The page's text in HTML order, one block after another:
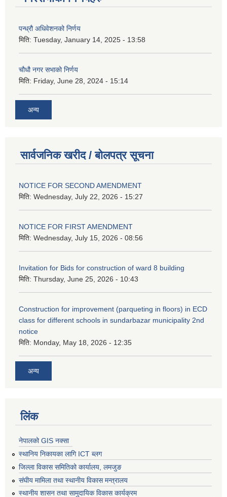
पन्ध्रौ अधिवेशनको निर्णय
मिति: Tuesday, January 14, 2025 - 13:58
चौधौ नगर सभाको निर्णय
मिति: Friday, June 28, 2024 - 15:14
अन्य
सार्वजनिक खरीद / बोलपत्र सूचना
NOTICE FOR SECOND AMENDMENT
मिति: Wednesday, July 22, 2026 - 15:27
NOTICE FOR FIRST AMENDMENT
मिति: Wednesday, July 15, 2026 - 08:56
Invitation for Bids for construction of ward 8 building
मिति: Thursday, June 25, 2026 - 10:43
Construction for improvement (parqueting in floors) in ECD
class for different schools in sundarbazar municipality 2nd
notice
मिति: Monday, May 18, 2026 - 12:35
अन्य
लिंक
नेपालको GIS नक्सा
स्थानिय निकायका लागि ICT ब्लग
जिल्ला विकास समितिको कार्यालय, लमजुङ
संघीय मामिला तथा स्थानीय विकास मन्त्रालय
स्थानीय शासन तथा सामुदायिक विकास कार्यक्रम